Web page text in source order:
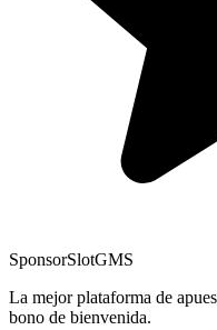
SponsorSlotGMS
La mejor plataforma de
bono de bienvenida.